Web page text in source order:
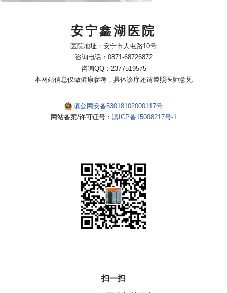
安宁鑫湖医院
医院地址：安宁市大屯路10号
咨询电话：0871-68726872
咨询QQ：2377519575
本网站信息仅做健康参考，具体诊疗还请遵照医师意见
滇公网安备53018102000117号
网站备案/许可证号： 滇ICP备15008217号-1
扫一扫